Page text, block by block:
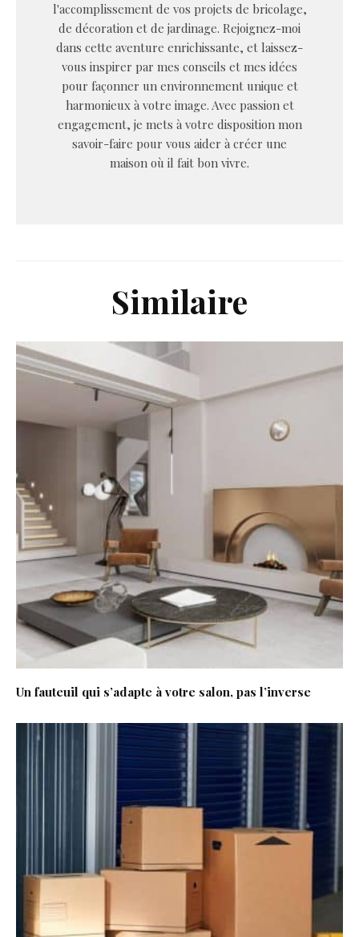
l'accomplissement de vos projets de bricolage,
de décoration et de jardinage. Rejoignez-moi
dans cette aventure enrichissante, et laissez-
vous inspirer par mes conseils et mes idées
pour façonner un environnement unique et
harmonieux à votre image. Avec passion et
engagement, je mets à votre disposition mon
savoir-faire pour vous aider à créer une
maison où il fait bon vivre.
Similaire
Un fauteuil qui s’adapte à votre salon, pas l’inverse